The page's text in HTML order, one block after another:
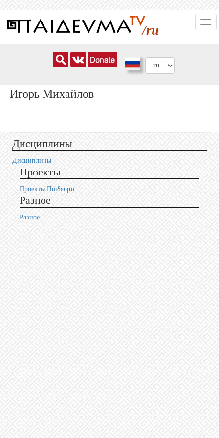
основному
/ru
Игорь Михайлов
Дисциплины
Дисциплины
Проекты
Проекты Пαιδευμα
Разное
Разное